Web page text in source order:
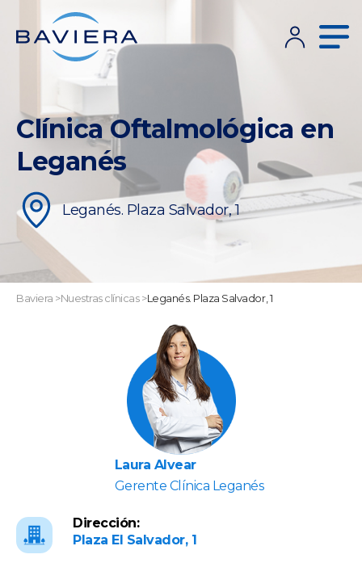
Clínica Oftalmológica en
Leganés
Leganés. Plaza Salvador, 1
Baviera >Nuestras clínicas>Leganés. Plaza Salvador, 1
Laura Alvear
Gerente Clínica Leganés
Dirección:
Plaza El Salvador, 1